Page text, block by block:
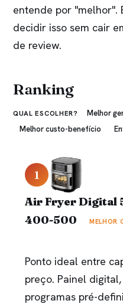
entende por "melhor".
decidir isso sem cair
de review.
Ranking
QUAL ESCOLHER? Melhor
Melhor custo-benefício
1
Air Fryer Digital
400-500
MELHOR
Ponto ideal entre
preço. Painel
programas pré-